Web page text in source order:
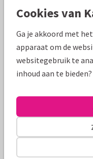
Specificaties bij deze
Papiersoort: Kies
Witte
Formaten
Cookies van
Ga je akkoord met
apparaat om de
websitegebruik te
inhoud aan te bieden?